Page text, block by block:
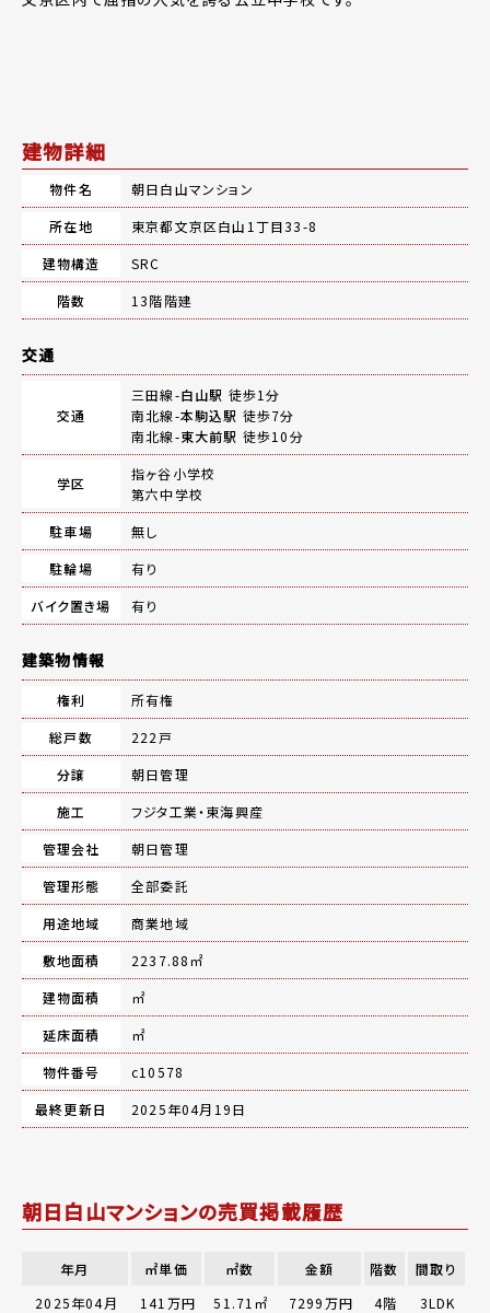
建物詳細
物件名
朝日白山マンション
所在地
東京都文京区白山1丁目33-8
建物構造
SRC
階数
13階階建
交通
交通
三田線-白山駅 徒歩1分
南北線-本駒込駅 徒歩7分
南北線-東大前駅 徒歩10分
学区
指ヶ谷小学校
第六中学校
駐車場
無し
駐輪場
有り
バイク置き場
有り
建築物情報
権利
所有権
総戸数
222戸
分譲
朝日管理
施工
フジタ工業・東海興産
管理会社
朝日管理
管理形態
全部委託
用途地域
商業地域
敷地面積
2237.88㎡
建物面積
㎡
延床面積
㎡
物件番号
c10578
最終更新日
2025年04月19日
朝日白山マンションの売買掲載履歴
年月 ㎡単価 ㎡数 金額 階数
間取り
2025年04月
141万円 51.71㎡ 7299万円 4階
3LDK